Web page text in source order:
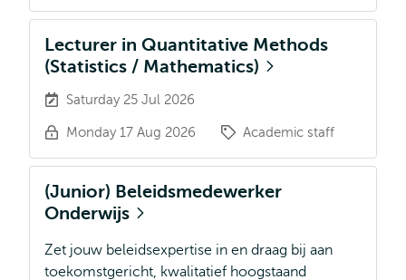
Lecturer in Quantitative Methods
(Statistics / Mathematics)
Saturday 25 Jul 2026
Monday 17 Aug 2026 Academic staff
(Junior) Beleidsmedewerker
Onderwijs
Zet jouw beleidsexpertise in en draag bij aan
toekomstgericht, kwalitatief hoogstaand